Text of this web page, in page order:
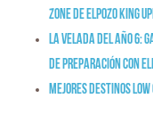
Zone de ElPozo King
La Velada del Año 6:
de preparación con
Mejores destinos